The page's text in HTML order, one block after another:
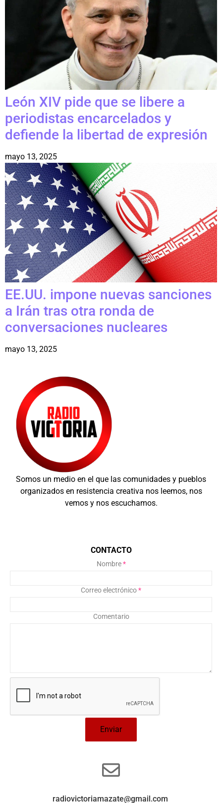
León XIV pide que se libere a
periodistas encarcelados y
defiende la libertad de expresión
mayo 13, 2025
EE.UU. impone nuevas sanciones
a Irán tras otra ronda de
conversaciones nucleares
mayo 13, 2025
Somos un medio en el que las comunidades y pueblos
organizados en resistencia creativa nos leemos, nos
vemos y nos escuchamos.
CONTACTO
Nombre*
Correo electrónico*
Comentario
Enviar
radiovictoriamazate@gmail.com